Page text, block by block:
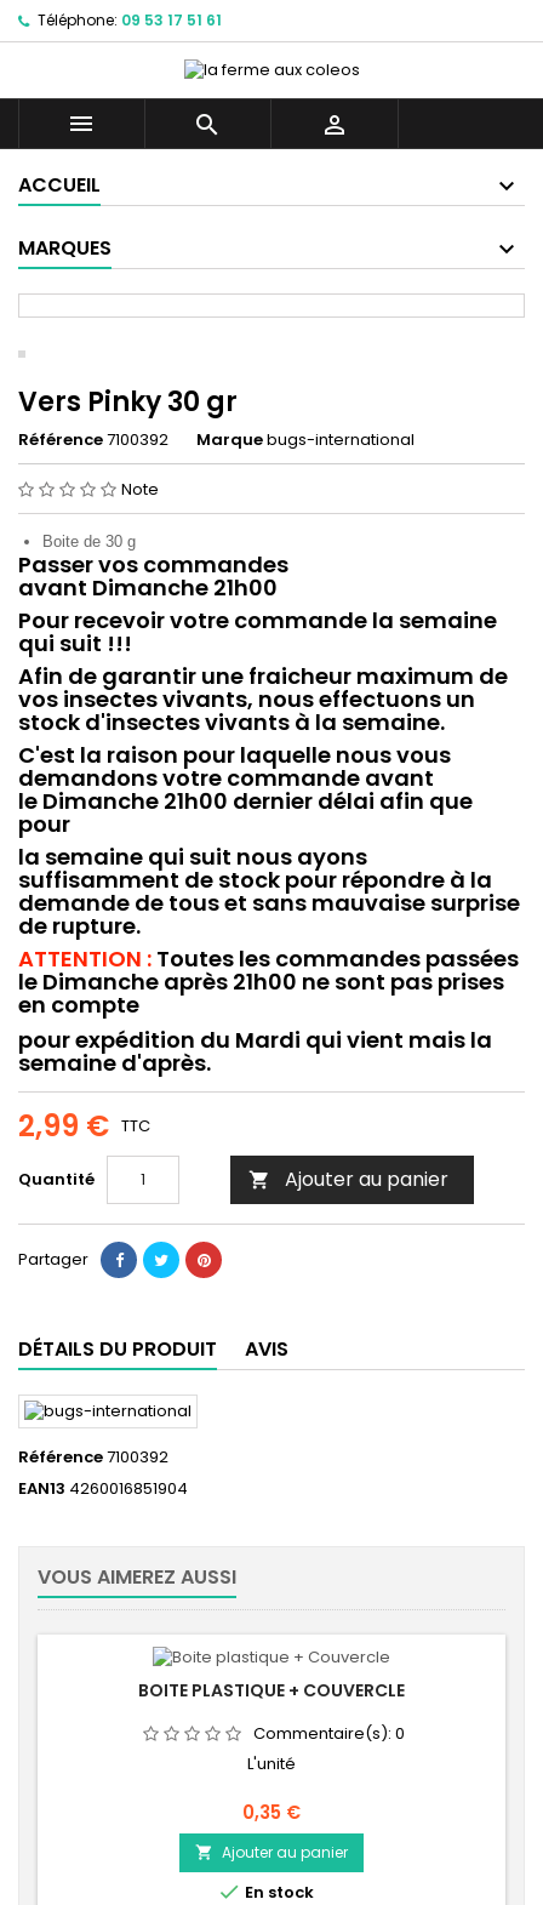
Téléphone: 09 53 17 51 61
  
ACCUEIL
MARQUES
Vers Pinky 30 gr
Référence7100392 Marquebugs-international
Note
Boite de 30 g
Passer vos commandes
avant Dimanche 21h00
Pour recevoir votre commande la semaine
qui suit !!!
Afin de garantir une fraicheur maximum de
vos insectes vivants, nous effectuons un
stock d'insectes vivants à la semaine.
C'est la raison pour laquelle nous vous
demandons votre commande avant
le Dimanche 21h00 dernier délai afin que
pour
la semaine qui suit nous ayons
suffisamment de stock pour répondre à la
demande de tous et sans mauvaise surprise
de rupture.
ATTENTION : Toutes les commandes passées
le Dimanche après 21h00 ne sont pas prises
en compte
pour expédition du Mardi qui vient mais la
semaine d'après.
2,99 € TTC
Quantité  Ajouter au panier
Partager
DÉTAILS DU PRODUIT AVIS
Référence7100392
EAN13 4260016851904
VOUS AIMEREZ AUSSI
BOITE PLASTIQUE + COUVERCLE
Commentaire(s): 0
L'unité
Prix
0,35 €
 Ajouter au panier
 En stock